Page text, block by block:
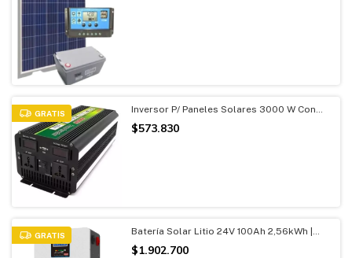
GRATIS
Inversor P/ Paneles Solares 3000 W Con
$573.830
GRATIS
Batería Solar Litio 24V 100Ah 2,56kWh |
$1.902.700